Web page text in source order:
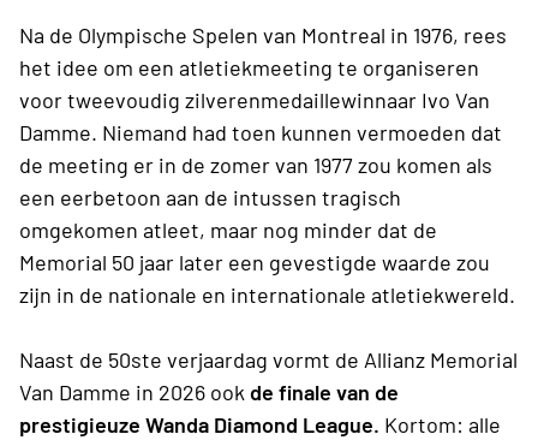
Na de Olympische Spelen van Montreal in 1976, rees
het idee om een atletiekmeeting te organiseren
voor tweevoudig zilverenmedaillewinnaar Ivo Van
Damme. Niemand had toen kunnen vermoeden dat
de meeting er in de zomer van 1977 zou komen als
een eerbetoon aan de intussen tragisch
omgekomen atleet, maar nog minder dat de
Memorial 50 jaar later een gevestigde waarde zou
zijn in de nationale en internationale atletiekwereld.
Naast de 50ste verjaardag vormt de Allianz Memorial
Van Damme in 2026 ook de finale van de
prestigieuze Wanda Diamond League. Kortom: alle